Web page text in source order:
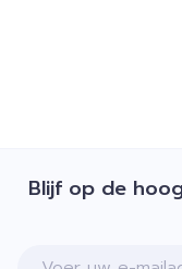
Blijf op de
E-mail adres